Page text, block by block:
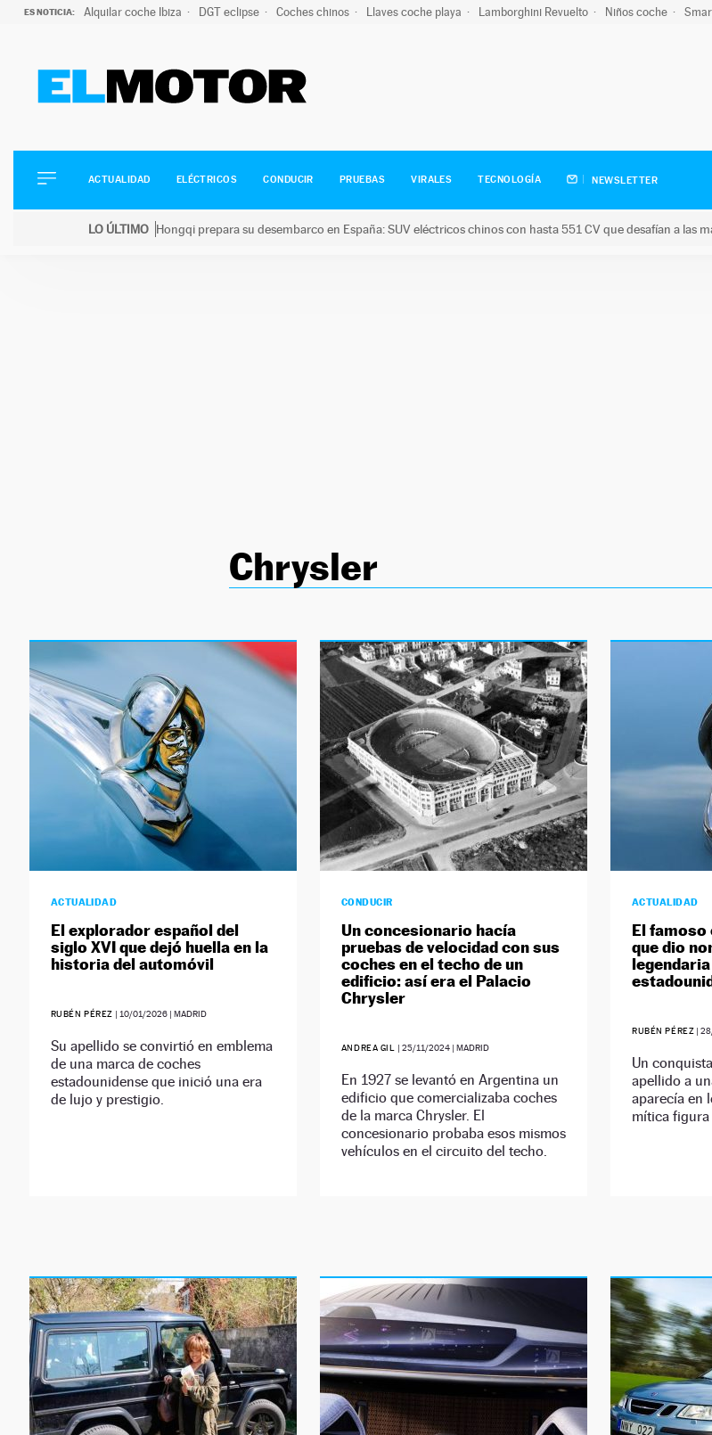
ES NOTICIA: Alquilar coche Ibiza DGT eclipse Coches chinos Llaves coche playa Lamborghini Revuelto Niños coche
ELÉCTRICOS
CONDUCIR
ACTUALIDAD ELÉCTRICOS CONDUCIR PRUEBAS VIRALES TECNOLOGÍA NEWSLETTER
LO ÚLTIMO Hongqi prepara su desembarco en España: SUV eléctricos chinos con hasta 551 CV que desafían a las
Chrysler
ACTUALIDAD
El explorador español del
siglo XVI que dejó huella en la
historia del automóvil
RUBÉN PÉREZ | 10/01/2026 | MADRID
Su apellido se convirtió en emblema
de una marca de coches
estadounidense que inició una era
de lujo y prestigio.
CONDUCIR
Un concesionario hacía
pruebas de velocidad con sus
coches en el techo de un
edificio: así era el Palacio
Chrysler
ANDREA GIL | 25/11/2024| MADRID
En 1927 se levantó en Argentina un
edificio que comercializaba coches
de la marca Chrysler. El
concesionario probaba esos mismos
vehículos en el circuito del techo.
ACTUALIDAD
El famoso
que dio
RUBÉN PÉREZ |
Un
apellido a
aparecía en
mítica figura